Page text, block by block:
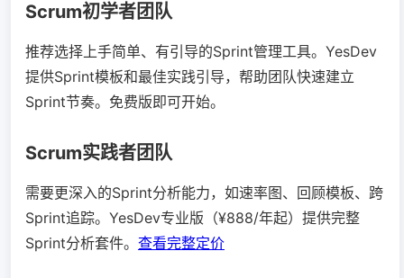
Scrum初学者团队
推荐选择上手简单、有引导的Sprint管理工具。YesDev
提供Sprint模板和最佳实践引导，帮助团队快速建立
Sprint节奏。免费版即可开始。
Scrum实践者团队
需要更深入的Sprint分析能力，如速率图、回顾模板、跨
Sprint追踪。YesDev专业版（¥888/年起）提供完整
Sprint分析套件。 查看完整定价